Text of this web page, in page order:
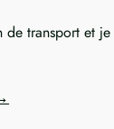
de transport et